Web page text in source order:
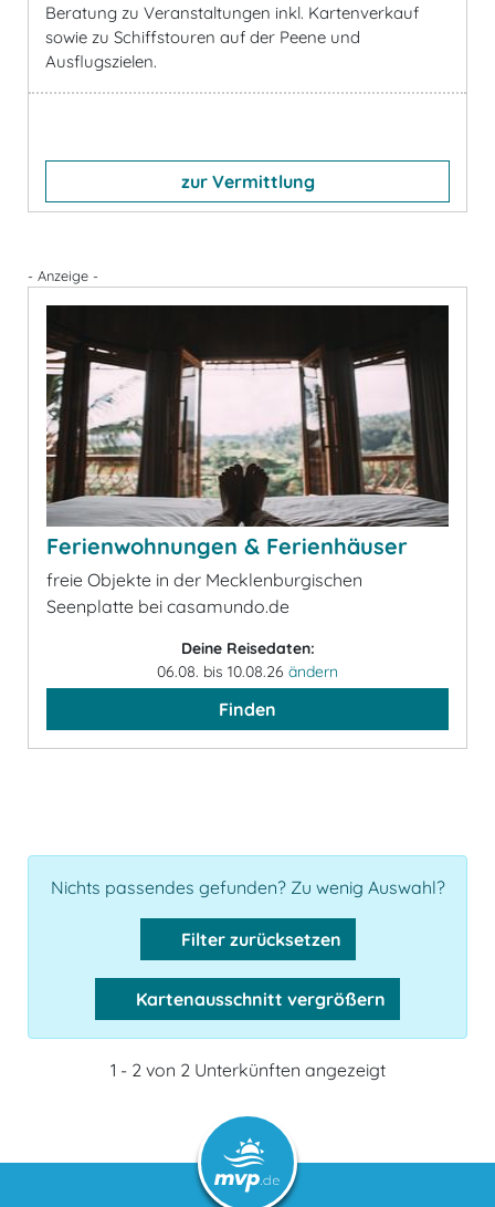
Beratung zu Veranstaltungen inkl. Kartenverkauf
sowie zu Schiffstouren auf der Peene und
Ausflugszielen.
zur Vermittlung
- Anzeige -
Ferienwohnungen & Ferienhäuser
freie Objekte in der Mecklenburgischen
Seenplatte bei casamundo.de
Deine Reisedaten:
06.08. bis 10.08.26 ändern
Finden
Nichts passendes gefunden? Zu wenig Auswahl?
Filter zurücksetzen
Kartenausschnitt vergrößern
1 - 2 von 2 Unterkünften angezeigt